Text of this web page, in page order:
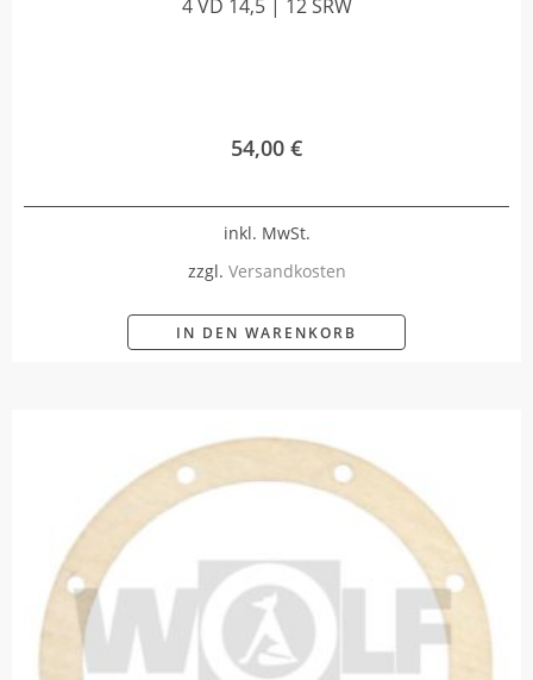
4 VD 14,5 | 12 SRW
54,00 €
inkl. MwSt.
zzgl. Versandkosten
IN DEN WARENKORB